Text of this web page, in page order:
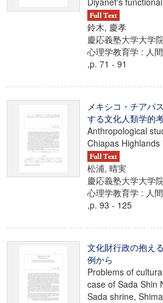
鈴木, 慶孝
慶応義塾大学大学
心理学教育学 : 人
,p. 71 - 91
メキシコ・チアパ
する文化人類学的
Anthropological
Chiapas Highlands
松浦, 晴実
慶応義塾大学大学
心理学教育学 : 人
,p. 93 - 125
文化財行政の抱え
例から
Problems of
case of Sada Shin
Sada shrine,